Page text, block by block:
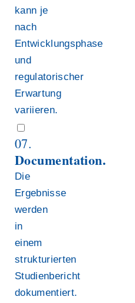
kann je
nach
Entwicklungsphase
und
regulatorischer
Erwartung
variieren.
07.
Documentation.
Die
Ergebnisse
werden
in
einem
strukturierten
Studienbericht
dokumentiert.